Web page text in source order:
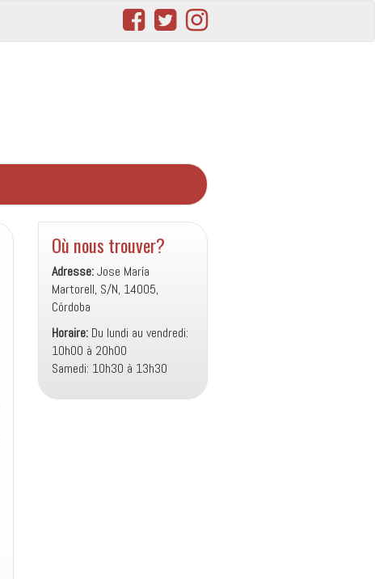
Où nous trouver?
Adresse:Jose María
Martorell, S/N, 14005,
Córdoba
Horaire: Du lundi au vendredi:
10h00 à 20h00
Samedi: 10h30 à 13h30